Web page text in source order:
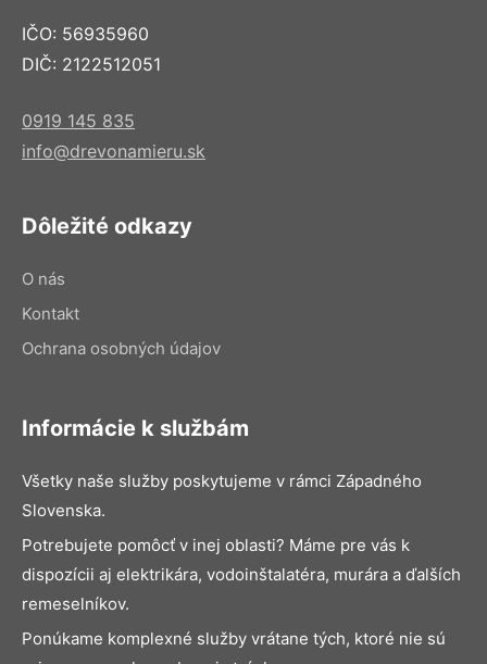
IČO: 56935960
DIČ: 2122512051
0919 145 835
info@drevonamieru.sk
Dôležité odkazy
O nás
Kontakt
Ochrana osobných údajov
Informácie k službám
Všetky naše služby poskytujeme v rámci Západného
Slovenska.
Potrebujete pomôcť v inej oblasti? Máme pre vás k
dispozícii aj elektrikára, vodoinštalatéra, murára a ďalších
remeselníkov.
Ponúkame komplexné služby vrátane tých, ktoré nie sú